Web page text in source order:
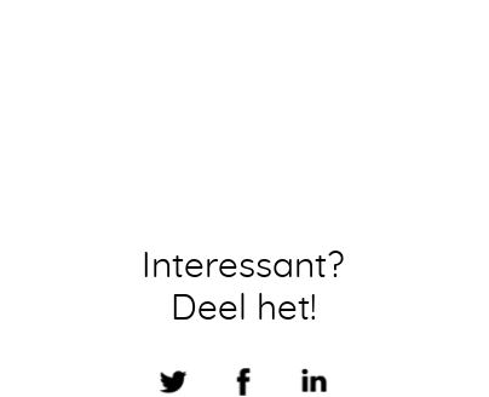
Interessant?
Deel het!